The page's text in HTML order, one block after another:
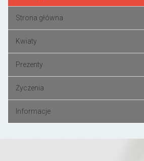
Strona główna
Kwiaty
Prezenty
Życzenia
Informacje